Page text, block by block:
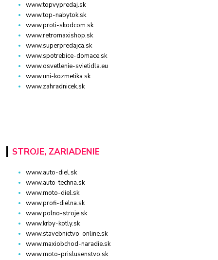
www.topvypredaj.sk
www.top-nabytok.sk
www.proti-skodcom.sk
www.retromaxishop.sk
www.superpredajca.sk
www.spotrebice-domace.sk
www.osvetlenie-svietidla.eu
www.uni-kozmetika.sk
www.zahradnicek.sk
STROJE, ZARIADENIE
www.auto-diel.sk
www.auto-techna.sk
www.moto-diel.sk
www.profi-dielna.sk
www.polno-stroje.sk
www.krby-kotly.sk
www.stavebnictvo-online.sk
www.maxiobchod-naradie.sk
www.moto-prislusenstvo.sk